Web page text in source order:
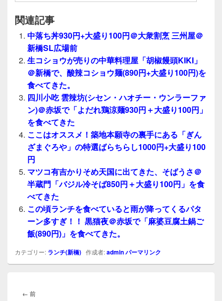
関連記事
中落ち丼930円+大盛り100円＠大衆割烹 三州屋＠
新橋SL広場前
生コショウが売りの中華料理屋「胡椒饅頭KIKI」
＠新橋で、酸辣コショウ麺(890円+大盛り100円)を
食べてきた。
四川小吃 雲辣坊(シセン・ハオチー・ウンラーファ
ン)＠赤坂で「よだれ鶏涼麺930円＋大盛り100円」
を食べてきた
ここはオススメ！築地本願寺の裏手にある「ぎん
ざまぐろや」の特選ばらちらし1000円+大盛り100
円
マツコ有吉かりそめ天国に出てきた、そばうさ＠
半蔵門「バジル冷そば850円＋大盛り100円」を食
べてきた
この頃ランチを食べていると雨が降ってくるパタ
ーン多すぎ！！ 黒猫夜＠赤坂で「麻婆豆腐土鍋ご
飯(890円)」を食べてきた。
カテゴリー: ランチ(新橋) 作成者:adminパーマリンク
稿
← 前前